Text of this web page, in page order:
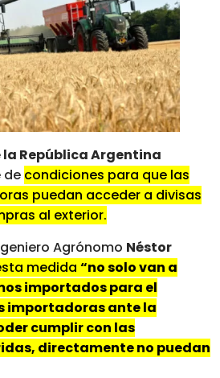
República Argentina
de condiciones para que las
puedan acceder a divisas
al exterior.
Agrónomo Néstor
medida “no solo van a
importados para el
importadoras ante la
cumplir con las
directamente no puedan